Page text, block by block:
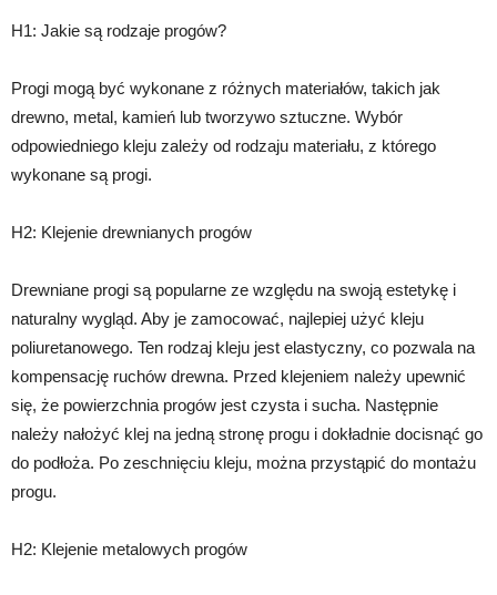
H1: Jakie są rodzaje progów?
Progi mogą być wykonane z różnych materiałów, takich jak
drewno, metal, kamień lub tworzywo sztuczne. Wybór
odpowiedniego kleju zależy od rodzaju materiału, z którego
wykonane są progi.
H2: Klejenie drewnianych progów
Drewniane progi są popularne ze względu na swoją estetykę i
naturalny wygląd. Aby je zamocować, najlepiej użyć kleju
poliuretanowego. Ten rodzaj kleju jest elastyczny, co pozwala na
kompensację ruchów drewna. Przed klejeniem należy upewnić
się, że powierzchnia progów jest czysta i sucha. Następnie
należy nałożyć klej na jedną stronę progu i dokładnie docisnąć go
do podłoża. Po zeschnięciu kleju, można przystąpić do montażu
progu.
H2: Klejenie metalowych progów